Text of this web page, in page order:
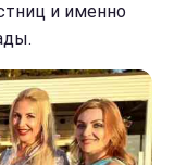
и именно